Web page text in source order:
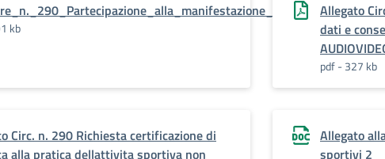
kb
Allegato
dati e
pdf - 327 kb
Circ. n. 290 Richiesta certificazione di
alla pratica dellattivita sportiva non
Allegato
sportivi 2